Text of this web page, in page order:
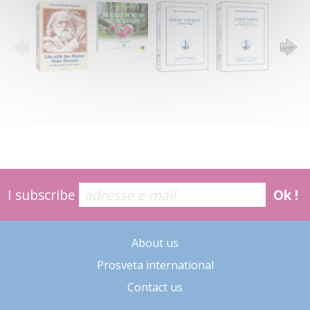
I subscribe Ok !
About us
Prosveta international
Contact us